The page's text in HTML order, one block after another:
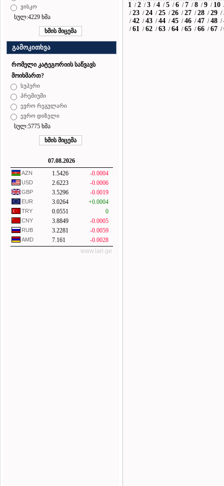
ვისკო
სულ:4229 ხმა
გამოკითხვა
რომელი კატეგორიის საწვავს
მოიხმართ?
სუპერი
პრემიუმი
ევრო რეგულარი
ევრო დიზელი
სულ:5775 ხმა
07.08.2026
AZN 1.5426 -0.0004
USD 2.6223 -0.0006
GBP 3.5296 -0.0019
EUR 3.0264 +0.0004
TRY 0.0551 0
CNY 3.8849 -0.0005
RUB 3.2281 -0.0059
AMD 7.161
-0.0028
www.lari.ge
1 / 2 / 3 / 4 / 5 / 6 / 7 / 8 / 9 / 10
/ 23 / 24 / 25 / 26 / 27 / 28 / 29 /
/ 42 / 43 / 44 / 45 / 46 / 47 / 48 /
/ 61 / 62 / 63 / 64 / 65 / 66 / 67 /